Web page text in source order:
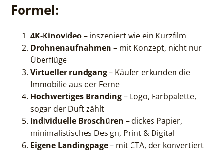
Formel:
4K-Kinovideo– inszeniert wie ein Kurzfilm
Drohnenaufnahmen– mit Konzept, nicht nur
Überflüge
Virtueller rundgang– Käufer erkunden die
Immobilie aus der Ferne
Hochwertiges Branding– Logo, Farbpalette,
sogar der Duft zählt
Individuelle Broschüren – dickes Papier,
minimalistisches Design, Print & Digital
Eigene Landingpage– mit CTA, der konvertiert